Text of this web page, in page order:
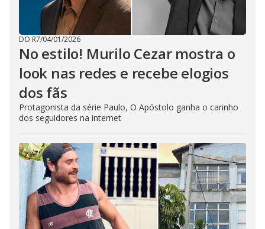
DO R7/04/01/2026
No estilo! Murilo Cezar mostra o
look nas redes e recebe elogios
dos fãs
Protagonista da série Paulo, O Apóstolo ganha o carinho
dos seguidores na internet